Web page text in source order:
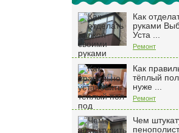
Как
руками
Уста ...
Ремонт
Как
тёплый
нуже ...
Ремонт
Чем